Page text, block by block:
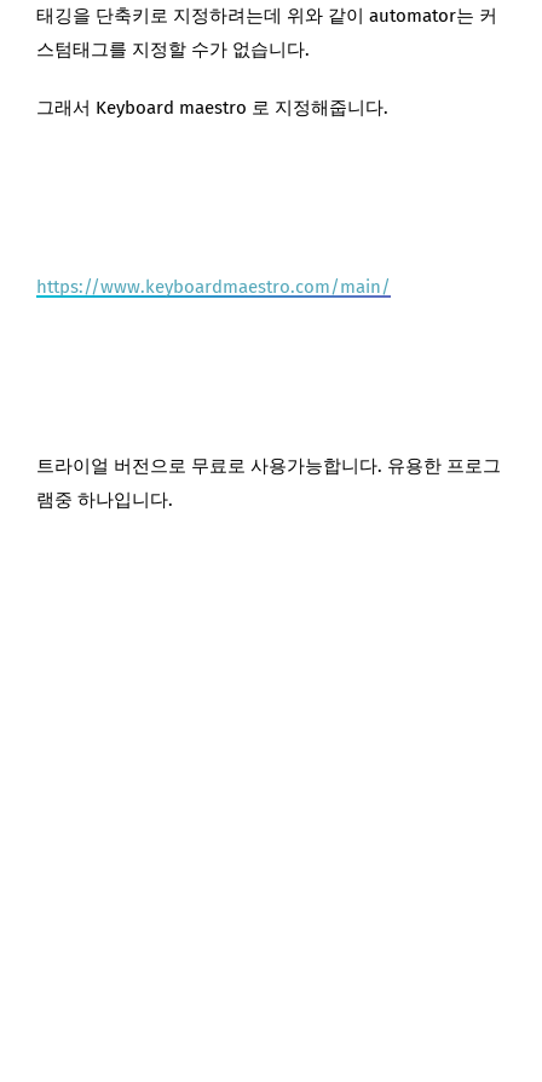
태깅을 단축키로 지정하려는데 위와 같이 automator는 커
스텀태그를 지정할 수가 없습니다.
그래서 Keyboard maestro 로 지정해줍니다.
https://www.keyboardmaestro.com/main/
트라이얼 버전으로 무료로 사용가능합니다. 유용한 프로그
램중 하나입니다.